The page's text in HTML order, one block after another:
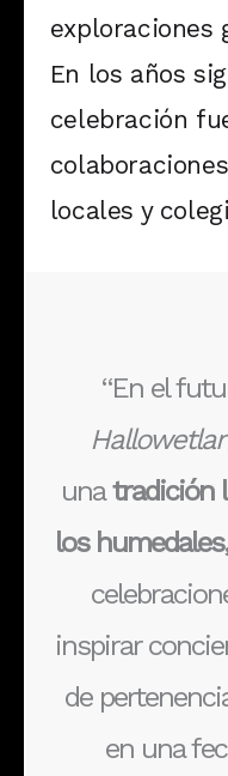
exploraciones
En los años
celebración
locales y
“En el
unatradición
los humedales,
inspirar
de
en una